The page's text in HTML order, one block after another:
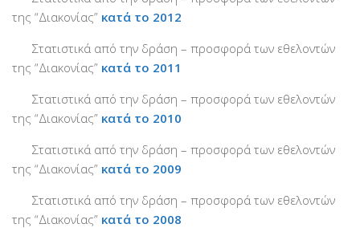
Τομείς
Νοσοκομεία
Διακονία Κατ οίκον
Φιλοξενία Κατ οίκον
Εκδηλώσεις
Αρχείο Ανακοινώσεων
της “Διακονίας” κατά το 2012
Στατιστικά από την δράση – προσφορά των εθελοντών
της “Διακονίας” κατά το 2011
Στατιστικά από την δράση – προσφορά των εθελοντών
της “Διακονίας” κατά το 2010
Στατιστικά από την δράση – προσφορά των εθελοντών
της “Διακονίας” κατά το 2009
Στατιστικά από την δράση – προσφορά των εθελοντών
της “Διακονίας” κατά το 2008